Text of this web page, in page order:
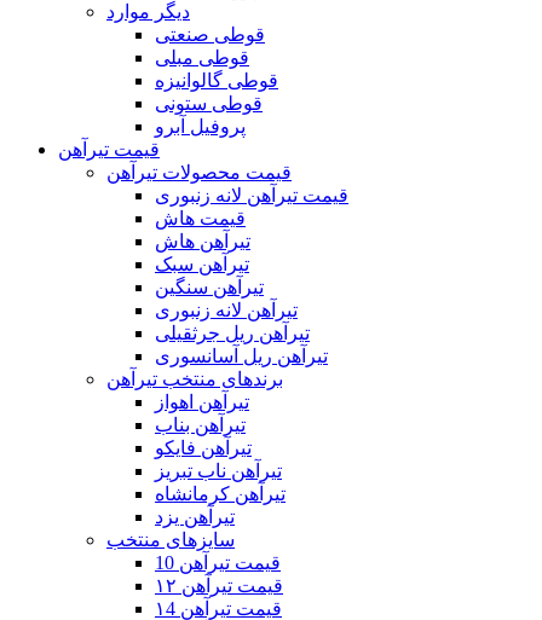
دیگر موارد
قوطی صنعتی
قوطی مبلی
قوطی گالوانیزه
قوطی ستونی
پروفیل آبرو
قیمت تیرآهن
قیمت محصولات تیرآهن
قیمت تیرآهن لانه زنبوری
قیمت هاش
تیرآهن هاش
تیرآهن سبک
تیرآهن سنگین
تیرآهن لانه زنبوری
تیرآهن ریل جرثقیلی
تیرآهن ریل آسانسوری
برندهای منتخب تیرآهن
تیرآهن اهواز
تیرآهن بناب
تیرآهن فایکو
تیرآهن ناب تبریز
تیرآهن کرمانشاه
تیرآهن یزد
سایزهای منتخب
قیمت تیرآهن 10
قیمت تیرآهن ۱۲
قیمت تیرآهن ۱4